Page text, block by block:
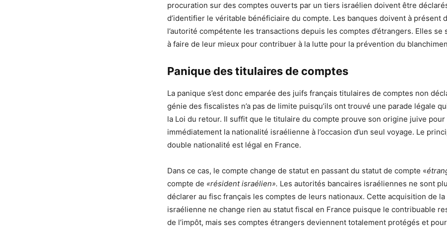
procuration sur des comptes ouverts par un tiers israélien doivent être
d’identifier le véritable bénéficiaire du compte. Les banques doivent à présent
l’autorité compétente les transactions depuis les comptes d’étrangers. Elles se
à faire de leur mieux pour contribuer à la lutte pour la prévention du
Panique des titulaires de comptes
La panique s’est donc emparée des juifs français titulaires de comptes non
génie des fiscalistes n’a pas de limite puisqu’ils ont trouvé une parade légale
la Loi du retour. Il suffit que le titulaire du compte prouve son origine juive
immédiatement la nationalité israélienne à l’occasion d’un seul voyage. Le
double nationalité est légal en France.
Dans ce cas, le compte change de statut en passant du statut de compte «
compte de «résident israélien». Les autorités bancaires israéliennes ne sont
déclarer au fisc français les comptes de leurs nationaux. Cette acquisition de
israélienne ne change rien au statut fiscal en France puisque le contribuable
de l’impôt, mais ses comptes étrangers deviennent totalement protégés et